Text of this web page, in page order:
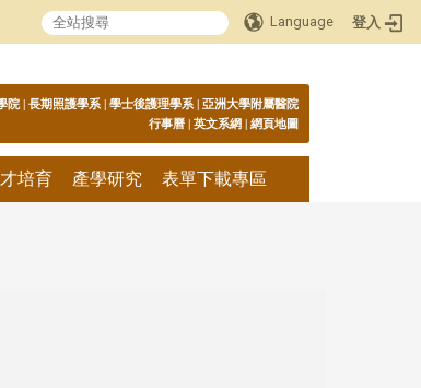
Language 登入
:::
院 | 長期照護學系 | 學士後護理學系 | 亞洲大學附屬醫院
行事曆 | 英文系網 | 網頁地圖
培育 產學研究 表單下載專區